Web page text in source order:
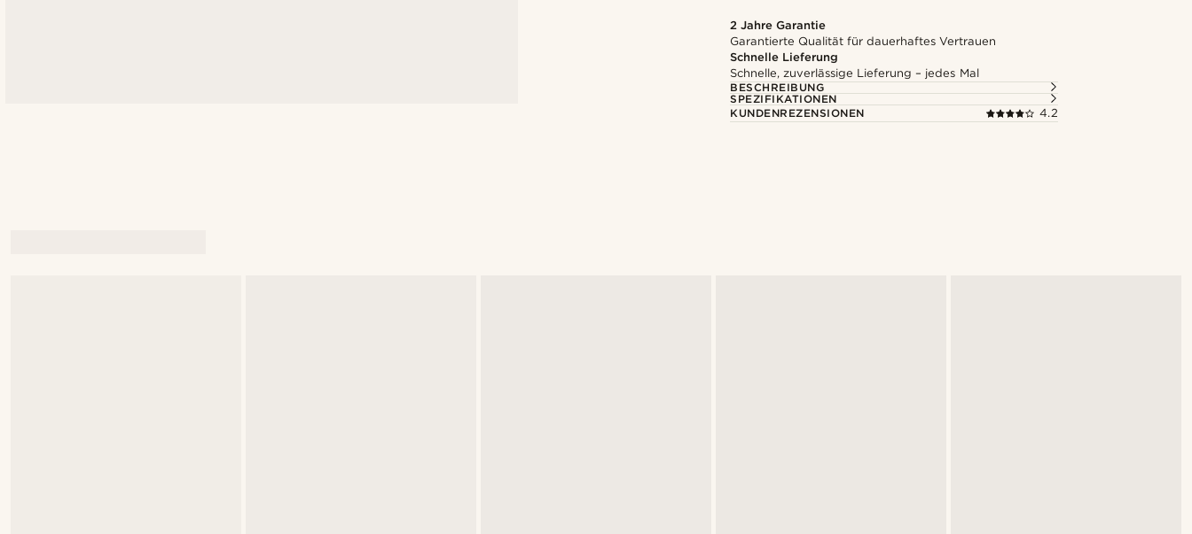
2 Jahre Garantie
Garantierte Qualität für dauerhaftes Vertrauen
Schnelle Lieferung
Schnelle, zuverlässige Lieferung – jedes Mal
BESCHREIBUNG
SPEZIFIKATIONEN
KUNDENREZENSIONEN
4.2